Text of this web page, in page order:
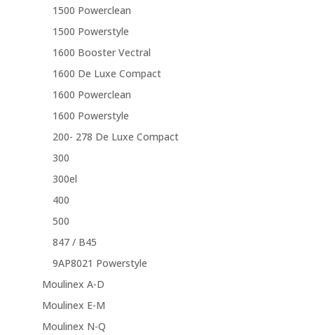
1500 Powerclean
1500 Powerstyle
1600 Booster Vectral
1600 De Luxe Compact
1600 Powerclean
1600 Powerstyle
200- 278 De Luxe Compact
300
300el
400
500
847 / B45
9AP8021 Powerstyle
Moulinex A-D
Moulinex E-M
Moulinex N-Q